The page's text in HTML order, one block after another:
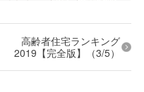
高齢者住宅ランキング
2019【完全版】（3/5）